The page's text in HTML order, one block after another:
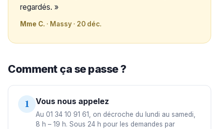
regardés. »
Mme C. · Massy · 20 déc.
Comment ça se passe ?
1 Vous nous appelez
Au 01 34 10 91 61, on décroche du lundi au samedi,
8 h – 19 h. Sous 24 h pour les demandes par